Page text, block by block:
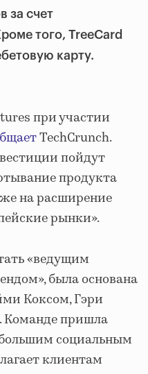
за счет
того, TreeCard
карту.
при участии
TechCrunch.
пойдут
продукта
на расширение
рынки».
«ведущим
была основана
Коксом, Гэри
пришла
социальным
клиентам